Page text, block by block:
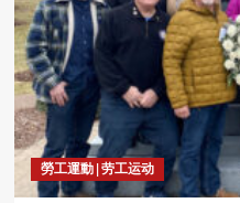
勞工運動 | 劳工运动